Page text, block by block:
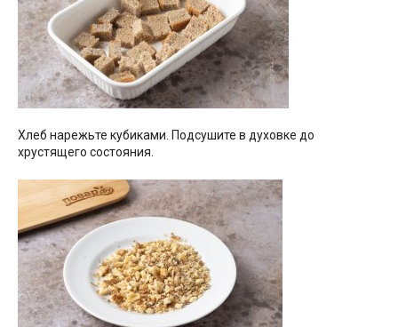
Хлеб нарежьте кубиками. Подсушите в духовке до
хрустящего состояния.